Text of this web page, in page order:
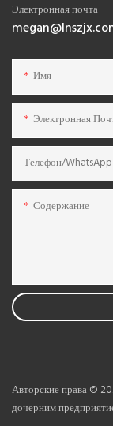
Электронная почта
Имя
Электронная
Телефон/WhatsApp
Содержание
Авторские права ©
дочерним